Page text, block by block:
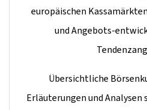
europäischen
und Angebots-
Übersichtliche
Erläuterungen und